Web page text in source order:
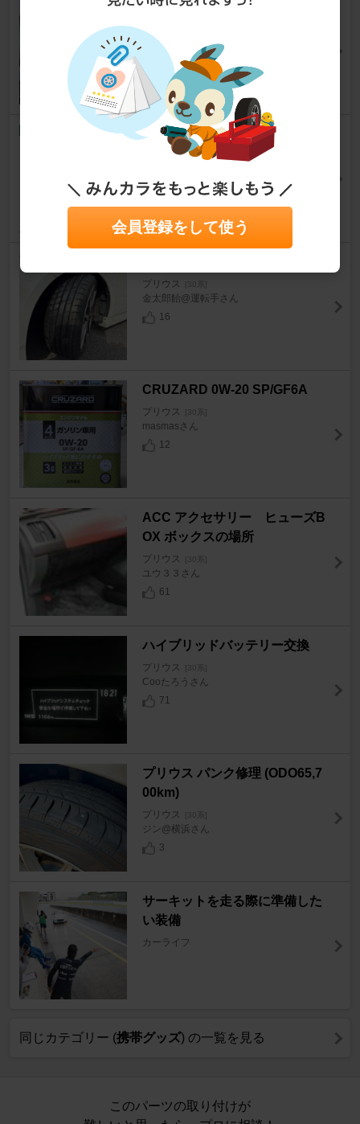
DAISO 折りたたみフロントサ
プリウス [30系]
ぷりおかぷり子さん
27
不明 ダッシュボードマット
プリウス [30系]
50
プリウス
金太郎飴@運転手さん
16
CRUZARD 0W-20 SP/GF6A
プリウス [30系]
masmasさん
12
ACC アクセサリー ヒューズB
OX ボックスの場所
プリウス [30系]
ユウ３３さん
61
ハイブリッドバッテリー交換
プリウス [30系]
Cooたろうさん
71
プリウス パンク修理 (ODO65,7
00km)
プリウス [30系]
ジン@横浜さん
3
サーキットを走る際に準備した
い装備
カーライフ
同じカテゴリー (携帯グッズ) の一覧を見る
このパーツの取り付けが
会員登録をして使う